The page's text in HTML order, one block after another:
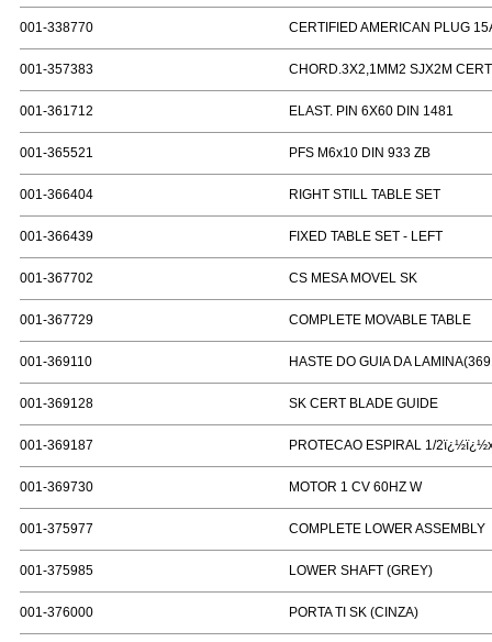
001-338770 CERTIFIED AMERICAN PLUG
001-357383 CHORD.3X2,1MM2 SJX2M
001-361712 ELAST. PIN 6X60 DIN 1481
001-365521 PFS M6x10 DIN 933 ZB
001-366404 RIGHT STILL TABLE SET
001-366439 FIXED TABLE SET - LEFT
001-367702 CS MESA MOVEL SK
001-367729 COMPLETE MOVABLE TABLE
001-369110 HASTE DO GUIA DA
001-369128 SK CERT BLADE GUIDE
001-369187 PROTECAO ESPIRAL 1/
001-369730 MOTOR 1 CV 60HZ W
001-375977 COMPLETE LOWER ASSEMBLY
001-375985 LOWER SHAFT (GREY)
001-376000 PORTA TI SK (CINZA)